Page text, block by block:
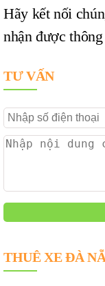
Hãy kết nối
nhận được
TƯ VẤN
THUÊ XE ĐÀ